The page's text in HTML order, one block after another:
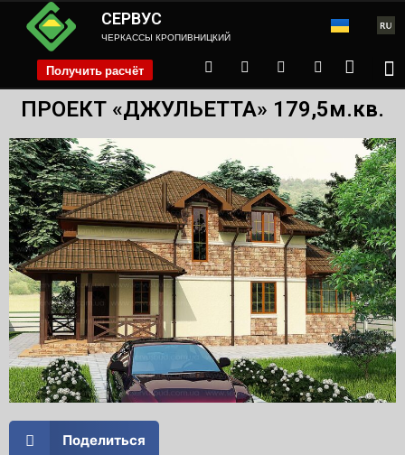
СЕРВУС
ЧЕРКАССЫ КРОПИВНИЦКИЙ
Получить расчёт phone
ПРОЕКТ «ДЖУЛЬЕТТА» 179,5м.кв.
Поделиться